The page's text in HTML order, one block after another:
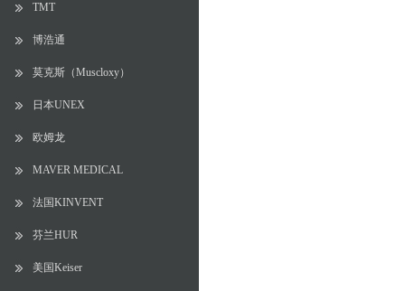
TMT
博浩通
莫克斯（Muscloxy）
日本UNEX
欧姆龙
MAVER MEDICAL
法国KINVENT
芬兰HUR
美国Keiser